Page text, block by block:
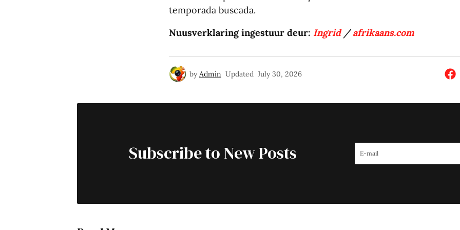
temporada buscada.
Nuusverklaring ingestuur deur: Ingrid/afrikaans.com
by Admin Updated July 30, 2026
Subscribe to New Posts